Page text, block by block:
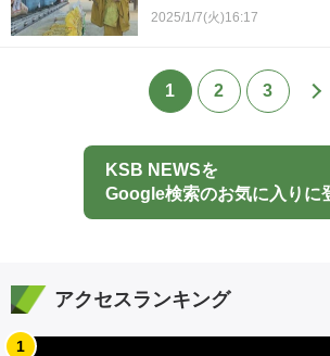
2025/1/7(火)16:17
1 2 3
KSB NEWSを
Google検索のお気に入りに
アクセスランキング
1